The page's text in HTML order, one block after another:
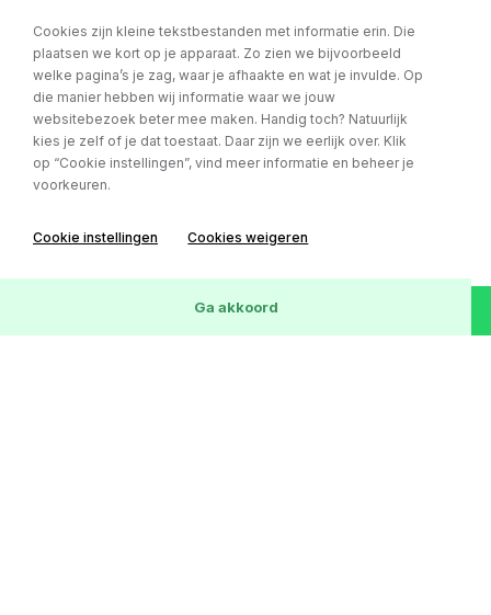
Shooting Brake 180 Automaat / Camera / Cruise / Navi
Bouwjaar:27-04-2016
151819 km
Brandstof:Benzine
Cookies zijn kleine tekstbestanden met informatie erin. Die
plaatsen we kort op je apparaat. Zo zien we bijvoorbeeld
welke pagina’s je zag, waar je afhaakte en wat je invulde. Op
die manier hebben wij informatie waar we jouw
websitebezoek beter mee maken. Handig toch? Natuurlijk
kies je zelf of je dat toestaat. Daar zijn we eerlijk over. Klik
op “Cookie instellingen”, vind meer informatie en beheer je
voorkeuren.
Cookie instellingen Cookies weigeren
Ga akkoord